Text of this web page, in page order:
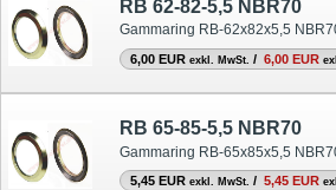
RB 62-82-5,5 NBR70
Gammaring RB-62x82x5,5
6,00 EUR exkl. MwSt. / 6,00 EUR
RB 65-85-5,5 NBR70
Gammaring RB-65x85x5,5
5,45 EUR exkl. MwSt. / 5,45 EUR